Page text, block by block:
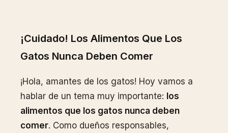
¡Cuidado! Los Alimentos Que Los
Gatos Nunca Deben Comer
¡Hola, amantes de los gatos! Hoy vamos a
hablar de un tema muy importante: los
alimentos que los gatos nunca deben
comer. Como dueños responsables,